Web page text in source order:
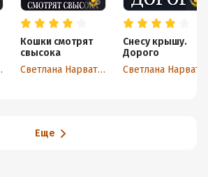
Кошки смотрят
свысока
Светлана Нарватова
Снесу крышу.
Дорого
Еще